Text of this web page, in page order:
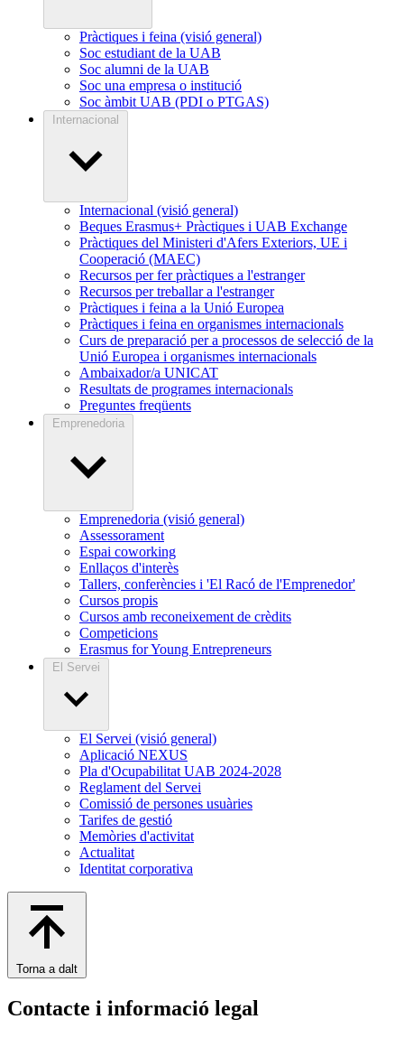
Pràctiques i feina (visió general)
Soc estudiant de la UAB
Soc alumni de la UAB
Soc una empresa o institució
Soc àmbit UAB (PDI o PTGAS)
Internacional
Internacional (visió general)
Beques Erasmus+ Pràctiques i UAB Exchange
Pràctiques del Ministeri d'Afers Exteriors, UE i
Cooperació (MAEC)
Recursos per fer pràctiques a l'estranger
Recursos per treballar a l'estranger
Pràctiques i feina a la Unió Europea
Pràctiques i feina en organismes internacionals
Curs de preparació per a processos de selecció de la
Unió Europea i organismes internacionals
Ambaixador/a UNICAT
Resultats de programes internacionals
Preguntes freqüents
Emprenedoria
Emprenedoria (visió general)
Assessorament
Espai coworking
Enllaços d'interès
Tallers, conferències i 'El Racó de l'Emprenedor'
Cursos propis
Cursos amb reconeixement de crèdits
Competicions
Erasmus for Young Entrepreneurs
El Servei
El Servei (visió general)
Aplicació NEXUS
Pla d'Ocupabilitat UAB 2024-2028
Reglament del Servei
Comissió de persones usuàries
Tarifes de gestió
Memòries d'activitat
Actualitat
Identitat corporativa
Torna a dalt
Contacte i informació legal